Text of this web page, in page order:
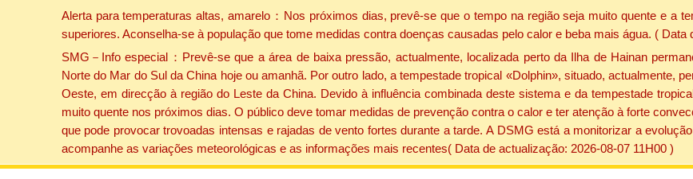
Alerta para temperaturas altas, amarelo：Nos próximos dias, prevê-se que o tempo na região seja muito quente e a
superiores. Aconselha-se à população que tome medidas contra doenças causadas pelo calor e beba mais água. ( Data
SMG－Info especial：Prevê-se que a área de baixa pressão, actualmente, localizada perto da Ilha de Hainan
Norte do Mar do Sul da China hoje ou amanhã. Por outro lado, a tempestade tropical «Dolphin», situado, actualmente,
Oeste, em direcção à região do Leste da China. Devido à influência combinada deste sistema e da tempestade
muito quente nos próximos dias. O público deve tomar medidas de prevenção contra o calor e ter atenção à forte
que pode provocar trovoadas intensas e rajadas de vento fortes durante a tarde. A DSMG está a monitorizar a
acompanhe as variações meteorológicas e as informações mais recentes( Data de actualização: 2026-08-07 11H00 )